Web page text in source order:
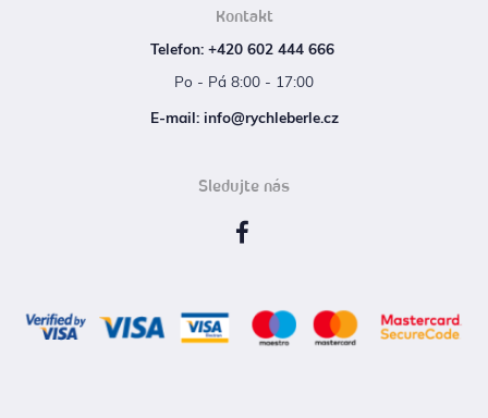
Kontakt
Telefon: +420 602 444 666
Po - Pá 8:00 - 17:00
E‑mail: info@rychleberle.cz
Sledujte nás